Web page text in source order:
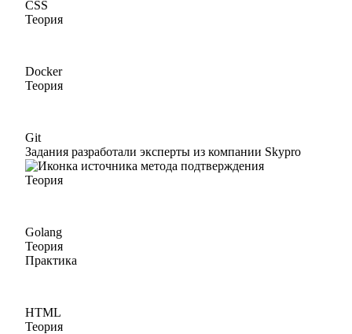
CSS
Теория
Docker
Теория
Git
Задания разработали эксперты из компании Skypro
Теория
Golang
Теория
Практика
HTML
Теория